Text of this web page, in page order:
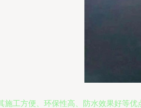
工方便、环保性高、防水效果好等